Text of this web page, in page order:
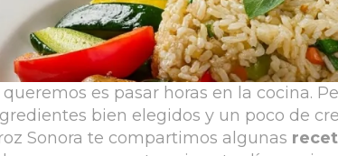
es pasar horas en la cocina.
bien elegidos y un poco de
Sonora te compartimos algunas